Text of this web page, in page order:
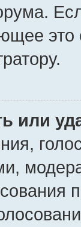
это
или